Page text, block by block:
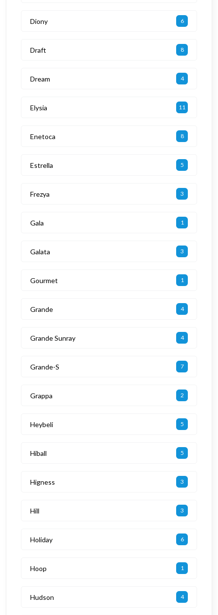
Diony 6
Draft 8
Dream 4
Elysia 11
Enetoca 8
Estrella 5
Frezya 3
Gala 1
Galata 3
Gourmet 1
Grande 4
Grande Sunray 4
Grande-S 7
Grappa 2
Heybeli 5
Hiball 5
Higness 3
Hill 3
Holiday 6
Hoop 1
Hudson 4